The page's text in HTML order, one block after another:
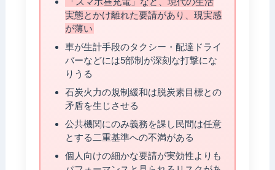
実態とかけ離れた要請があり、現実感
が薄い
車が生計手段のタクシー・配達ドライ
バーなどには5部制が深刻な打撃にな
りうる
石炭火力の規制緩和は脱炭素目標との
矛盾を生じさせる
公共機関にのみ義務を課し民間は任意
とする二重基準への不満がある
個人向けの細かな要請が実効性よりも